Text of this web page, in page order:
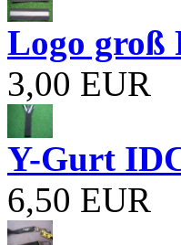
Logo groß
3,00 EUR
Y-Gurt
6,50 EUR